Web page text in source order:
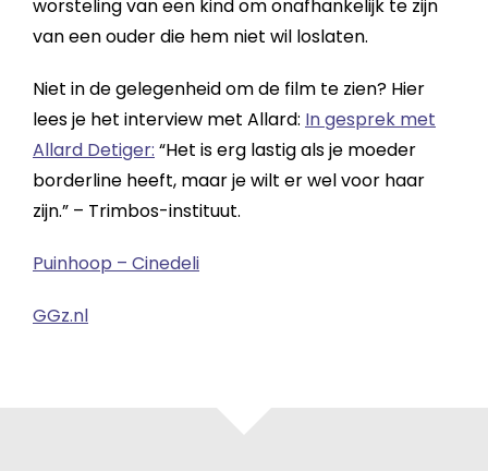
worsteling van een kind om onafhankelijk te zijn
van een ouder die hem niet wil loslaten.
Niet in de gelegenheid om de film te zien? Hier
lees je het interview met Allard: In gesprek met
Allard Detiger: “Het is erg lastig als je moeder
borderline heeft, maar je wilt er wel voor haar
zijn.” – Trimbos-instituut.
Puinhoop – Cinedeli
GGz.nl